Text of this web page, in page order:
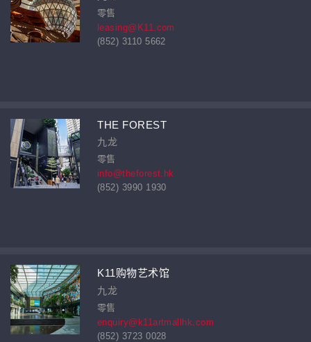
零售
leasing@K11.com
(852) 3110 5662
THE FOREST
九龙
零售
info@theforest.hk
(852) 3990 1930
K11购物艺术馆
九龙
零售
enquiry@k11artmallhk.com
(852) 3723 0028